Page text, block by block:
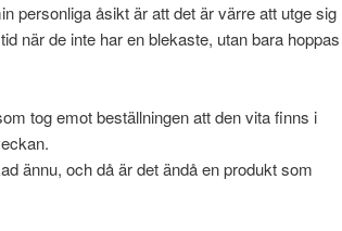
personliga åsikt är att det är värre att utge sig
när de inte har en blekaste, utan bara hoppas
tog emot beställningen att den vita finns i
ännu, och då är det ändå en produkt som